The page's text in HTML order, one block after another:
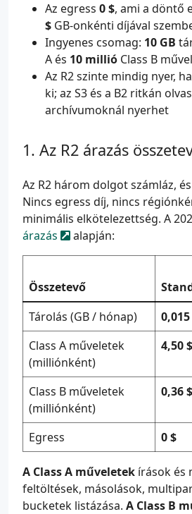
Az egress 0 $, ami a döntő
$ GB-onkénti díjával
Ingyenes csomag: 10 GB
A és 10 millió Class B
Az R2 szinte mindig nyer,
ki; az S3 és a B2 ritkán
archívumoknál nyerhet
Az R2 árazás
Az R2 három dolgot számláz,
Nincs egress díj, nincs
minimális elkötelezettség. A
árazás
alapján:
Összetevő
Tárolás (GB / hónap)
Class A műveletek
(milliónként)
4,50 $
Class B műveletek
(milliónként)
0,36 $
Egress 0 $
A Class A műveletek írások és
feltöltések, másolások,
bucketek listázása. A Class B